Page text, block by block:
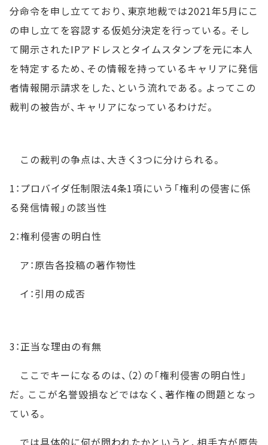
分命令を申し立てており、東京地裁では2021年5月にこ
の申し立てを容認する仮処分決定を行っている。そし
て開示されたIPアドレスとタイムスタンプを元に本人
を特定するため、その情報を持っているキャリアに発信
者情報開示請求をした、という流れである。よってこの
裁判の被告が、キャリアになっているわけだ。
この裁判の争点は、大きく3つに分けられる。
1：プロバイダ任制限法4条1項にいう「権利の侵害に係
る発信情報」の該当性
2：権利侵害の明白性
ア：原告各投稿の著作物性
イ：引用の成否
3：正当な理由の有無
ここでキーになるのは、（2）の「権利侵害の明白性」
だ。ここが名誉毀損などではなく、著作権の問題となっ
ている。
では具体的に何が問われたかというと、相手方が原告